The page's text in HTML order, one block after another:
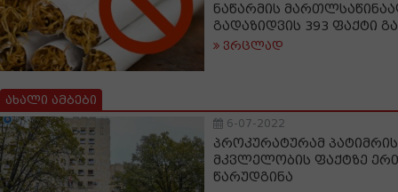
ნაწარმის
გადაზიდვის 393 ფაქტი
ვრცლად
ახალი ამბები
6-07-2022
პროკურატურამ
მკვლელობის ფაქტზე
წარუდგინა